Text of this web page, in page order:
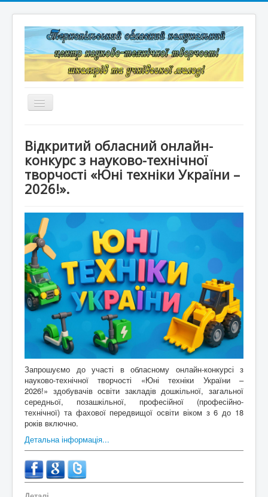
Перемикач
навігації
Структура
Документація
Корисні лінки
Дистанційне навчання
Контакти
Відкритий обласний онлайн-
конкурс з науково-технічної
творчості «Юні техніки України –
2026!».
Запрошуємо до участі в обласному онлайн-конкурсі з
науково-технічної творчості «Юні техніки України –
2026!» здобувачів освіти закладів дошкільної, загальної
середньої, позашкільної, професійної (професійно-
технічної) та фахової передвищої освіти віком з 6 до 18
років включно.
Детальна інформація...